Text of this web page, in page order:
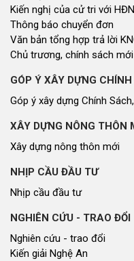
Kiến nghị của cử tri với
Thông báo chuyển đơn
Văn bản tổng hợp trả lời
Chủ trương, chính sách mới
GÓP Ý XÂY DỰNG
Góp ý xây dựng Chính
XÂY DỰNG NÔNG THÔN
Xây dựng nông thôn mới
NHỊP CẦU ĐẦU TƯ
Nhịp cầu đầu tư
NGHIÊN CỨU - TRAO ĐỔI
Nghiên cứu - trao đổi
Kiến giải Nghệ An